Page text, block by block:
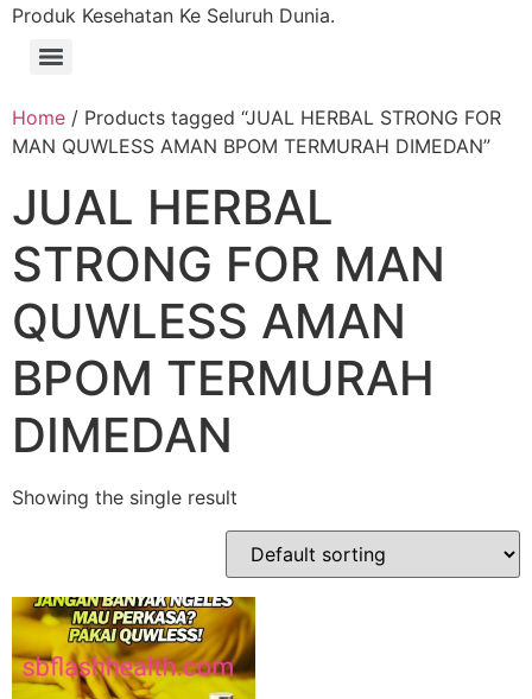
Produk Kesehatan Ke Seluruh Dunia.
Home / Products tagged “JUAL HERBAL STRONG FOR
MAN QUWLESS AMAN BPOM TERMURAH DIMEDAN”
JUAL HERBAL
STRONG FOR MAN
QUWLESS AMAN
BPOM TERMURAH
DIMEDAN
Showing the single result